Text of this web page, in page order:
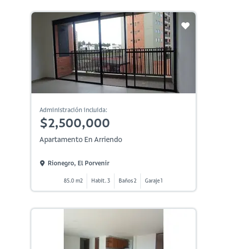
Administración incluida:
$2,500,000
Apartamento En Arriendo
Rionegro, El Porvenir
85.0 m2 Habit. 3 Baños 2 Garaje 1